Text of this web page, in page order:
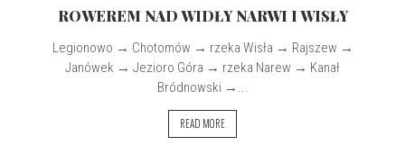
ROWEREM NAD WIDŁY NARWI I WISŁY
Legionowo → Chotomów → rzeka Wisła → Rajszew →
Janówek → Jezioro Góra → rzeka Narew → Kanał
Bródnowski →...
READ MORE